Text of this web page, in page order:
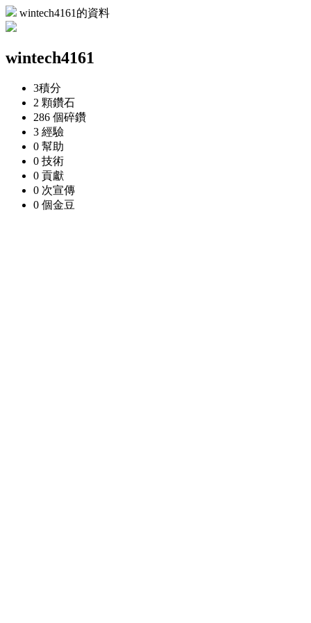
wintech4161的資料
wintech4161
3積分
2 顆鑽石
286 個碎鑽
3 經驗
0 幫助
0 技術
0 貢獻
0 次宣傳
0 個金豆